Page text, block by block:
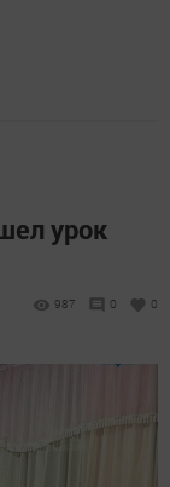
урок
987 0 0